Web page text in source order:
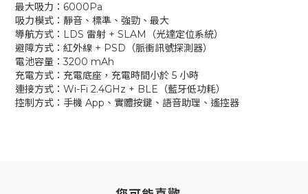
最大吸力：6000Pa
吸力模式：靜音、標準、強勁、最大
導航方式：LDS 雷射 + SLAM（光達定位系統）
避障方式：紅外線 + PSD（脈衝訊號探測器）
電池容量：3200 mAh
充電方式：充電底座，充電時間小於 5 小時
連接方式：Wi-Fi 2.4GHz + BLE（藍牙低功耗）
控制方式：手機 App、實體按鍵、語音助理、遙控器